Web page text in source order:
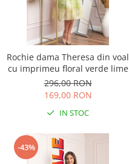
Rochie dama Theresa din voal
cu imprimeu floral verde lime
296,00 RON
169,00 RON
IN STOC
-43%